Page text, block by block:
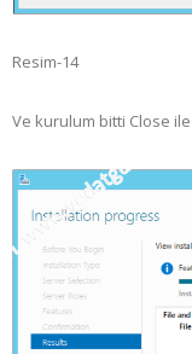
Resim-14
Ve kurulum bitti Close